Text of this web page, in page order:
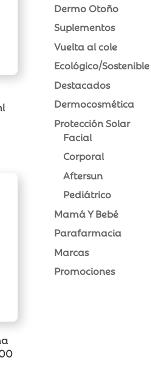
Dermo Otoño
Suplementos
Vuelta al cole
Ecológico/Sostenible
Destacados
Dermocosmética
Protección Solar
Facial
Corporal
Aftersun
Pediátrico
Mamá Y Bebé
Parafarmacia
Marcas
Promociones